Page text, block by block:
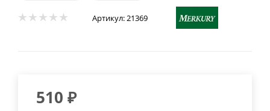
Артикул:21369
510 ₽